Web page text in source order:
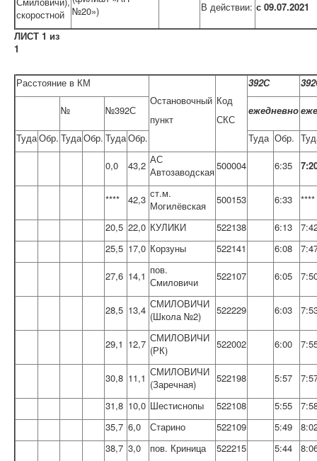
скоростной №20»)
В действии: с 09.07.2021
ЛИСТ 1 из
1
Расстояние в КМ
Остановочный
пункт
Код
СКС
392С
№ №392С ежедневно
ТудаОбр. ТудаОбр. ТудаОбр. Туда Обр.
0,0 43,2 АС
Автозаводская500004 6:35
**** 42,3 ст.м.
Могилёвская
500153 6:33 ****
20,5 22,0 КУЛИКИ 522138 6:13
25,5 17,0 Корзуны 522141 6:08
27,6 14,1 пов.
Смиловичи
522107 6:05
28,5 13,4 СМИЛОВИЧИ
(Школа №2)
522229 6:03
29,1 12,7 СМИЛОВИЧИ
(РК)
522002 6:00
30,8 11,1 СМИЛОВИЧИ
(Заречная)
522198 5:57
31,8 10,0 Шестиснопы 522108 5:55
35,7 6,0 Старино 522109 5:49
38,7 3,0 пов. Криница 522215 5:44